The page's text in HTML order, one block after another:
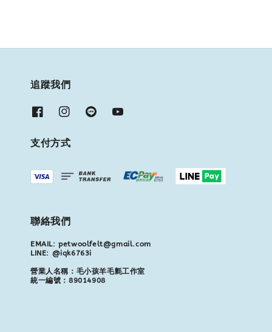
追蹤我們
支付方式
聯絡我們
EMAIL: petwoolfelt@gmail.com
LINE: @iqk6763i
營業人名稱：毛小孩羊毛氈工作室
統一編號：89014908